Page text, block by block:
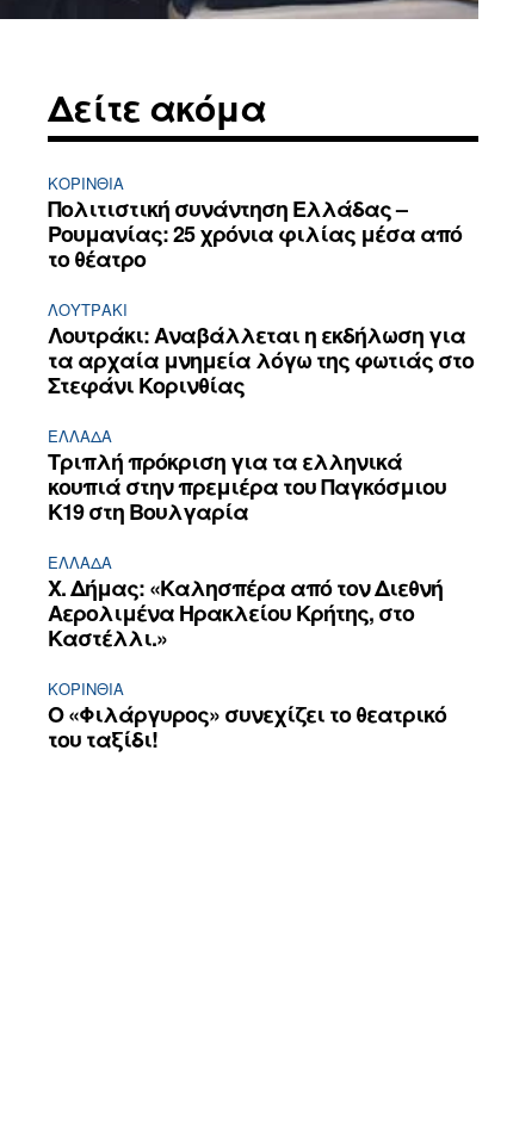
Δείτε ακόμα
ΚΟΡΙΝΘΊΑ
Πολιτιστική συνάντηση Ελλάδας –
Ρουμανίας: 25 χρόνια φιλίας μέσα από
το θέατρο
ΛΟΥΤΡΆΚΙ
Λουτράκι: Αναβάλλεται η εκδήλωση για
τα αρχαία μνημεία λόγω της φωτιάς στο
Στεφάνι Κορινθίας
ΕΛΛΆΔΑ
Τριπλή πρόκριση για τα ελληνικά
κουπιά στην πρεμιέρα του Παγκόσμιου
Κ19 στη Βουλγαρία
ΕΛΛΆΔΑ
Χ. Δήμας: «Καλησπέρα από τον Διεθνή
Αερολιμένα Ηρακλείου Κρήτης, στο
Καστέλλι.»
ΚΟΡΙΝΘΊΑ
Ο «Φιλάργυρος» συνεχίζει το θεατρικό
του ταξίδι!